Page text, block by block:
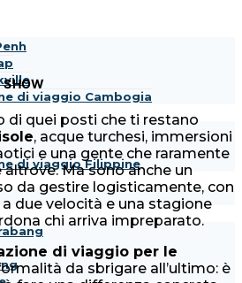
di viaggio Cambogia
di viaggio Filippine
SHOW
di quei posti che ti restano
, acque turchesi, immersioni
e una gente che raramente
Ma sono anche un
da gestire logisticamente, con
due velocità e una stagione
chi arriva impreparato.
di viaggio per le
da sbrigare all’ultimo: è